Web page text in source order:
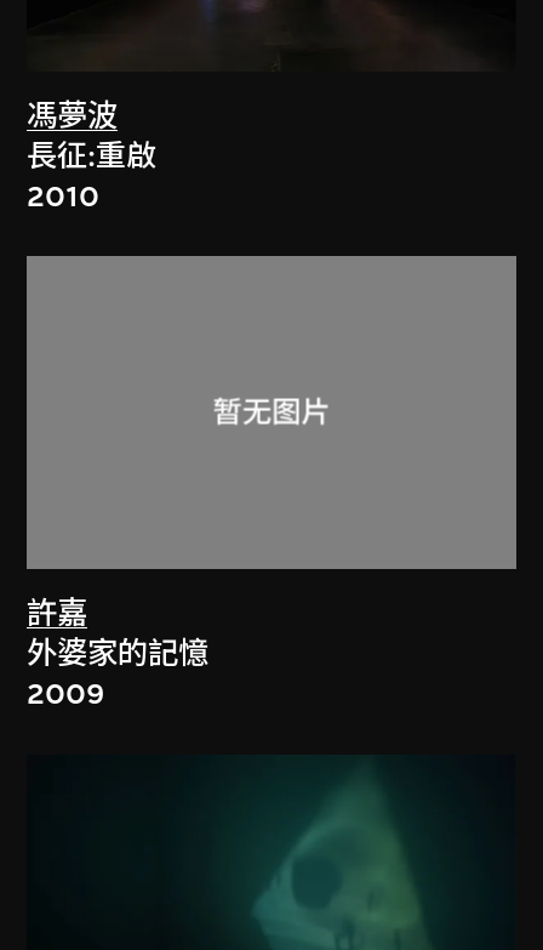
馮夢波
長征:重啟
2010
許嘉
外婆家的記憶
2009